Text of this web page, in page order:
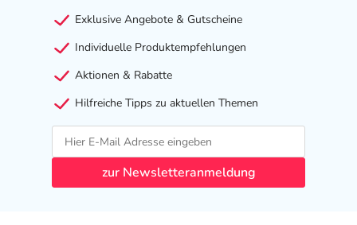
Exklusive Angebote & Gutscheine
Individuelle Produktempfehlungen
Aktionen & Rabatte
Hilfreiche Tipps zu aktuellen Themen
zur Newsletteranmeldung